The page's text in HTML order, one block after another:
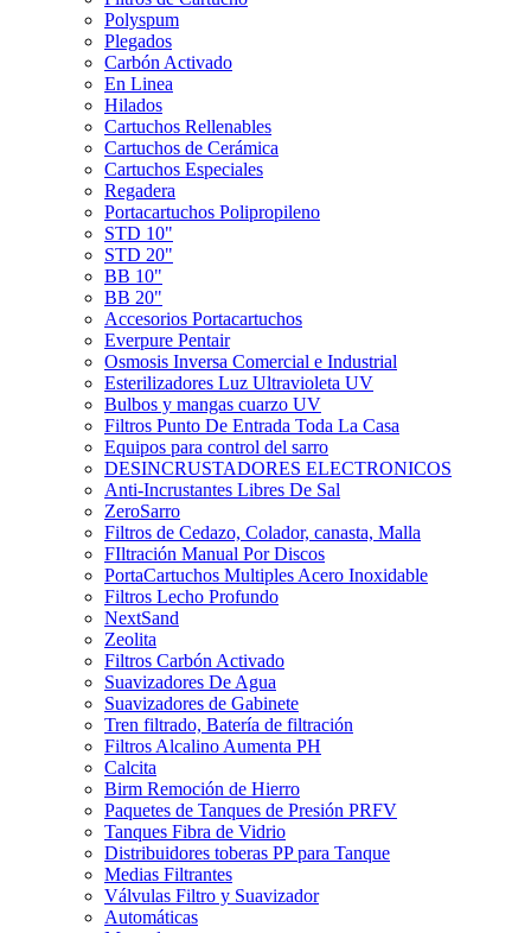
Polyspum
Plegados
Carbón Activado
En Linea
Hilados
Cartuchos Rellenables
Cartuchos de Cerámica
Cartuchos Especiales
Regadera
Portacartuchos Polipropileno
STD 10"
STD 20"
BB 10"
BB 20"
Accesorios Portacartuchos
Everpure Pentair
Osmosis Inversa Comercial e Industrial
Esterilizadores Luz Ultravioleta UV
Bulbos y mangas cuarzo UV
Filtros Punto De Entrada Toda La Casa
Equipos para control del sarro
DESINCRUSTADORES ELECTRONICOS
Anti-Incrustantes Libres De Sal
ZeroSarro
Filtros de Cedazo, Colador, canasta, Malla
FIltración Manual Por Discos
PortaCartuchos Multiples Acero Inoxidable
Filtros Lecho Profundo
NextSand
Zeolita
Filtros Carbón Activado
Suavizadores De Agua
Suavizadores de Gabinete
Tren filtrado, Batería de filtración
Filtros Alcalino Aumenta PH
Calcita
Birm Remoción de Hierro
Paquetes de Tanques de Presión PRFV
Tanques Fibra de Vidrio
Distribuidores toberas PP para Tanque
Medias Filtrantes
Válvulas Filtro y Suavizador
Automáticas